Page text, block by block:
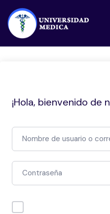
¡Hola, bienvenido de